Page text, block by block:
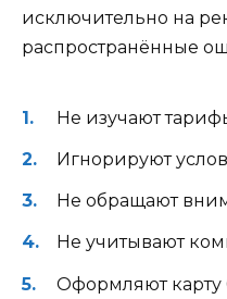
исключительно на
распространённые
Не изучают
Игнорируют
Не обращают
Не учитывают
Оформляют карту